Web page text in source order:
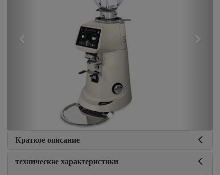
Краткое описание
технические характеристики